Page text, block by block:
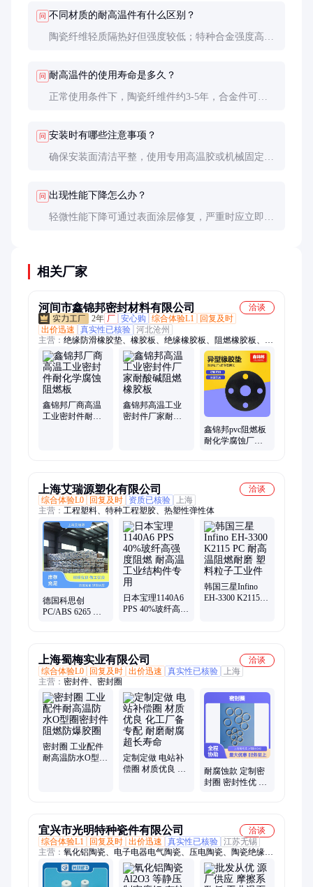
问 不同材质的耐高温件有什么区别？
陶瓷纤维轻质隔热好但强度较低；特种合金强度高但
问 耐高温件的使用寿命是多久？
正常使用条件下，陶瓷纤维件约3-5年，合金件可达
问 安装时有哪些注意事项？
确保安装面清洁平整，使用专用高温胶或机械固定，
问 出现性能下降怎么办？
轻微性能下降可通过表面涂层修复，严重时应立即更
相关厂家
河间市鑫锦邦密封材料有限公司
洽谈
2年 厂 安心购 综合体验L1
回复及时
出价迅速
真实性已核验 河北沧州
主营： 绝缘防滑橡胶垫、橡胶板、绝缘橡胶板、阻燃橡胶板、阻
燃耐磨橡胶板、三元两丙橡胶板、橡胶垫、防滑橡胶板、防静电
橡胶板、橡胶板定制、密封橡胶垫、异形橡胶板、异形胶垫、绝
缘胶垫、耐磨橡胶板、柳叶纹橡胶板、白色橡胶板、异型橡胶
垫、丁腈橡胶板、防静电橡胶垫、自粘橡胶板、背胶橡胶板、异
型橡胶板、橡胶绝缘片、橡胶减震垫
鑫锦邦厂商高温
工业密封件耐化
鑫锦邦高温工业
密封件厂家耐酸
鑫锦邦pvc阻燃板
耐化学腐蚀厂商
上海艾瑞源塑化有限公司
洽谈
综合体验L0
回复及时 资质已核验
上海
主营： 工程塑料、特种工程塑胶、热塑性弹性体
德国科思创
PC/ABS 6265 低
日本宝理1140A6
PPS 40%玻纤高强
韩国三星Infino
EH-3300 K2115
上海蜀梅实业有限公司
洽谈
综合体验L0
回复及时 出价迅速 真实性已核验
上海
主营： 密封件、密封圈
密封圈 工业配件
耐高温防水O型圈
定制定做 电站补
偿圈 材质优良 化
耐腐蚀款 定制密
封圈 密封性优 超
宜兴市光明特种瓷件有限公司
洽谈
综合体验L1
回复及时 出价迅速 真实性已核验 江苏无锡
主营： 氧化铝陶瓷、电子电器电气陶瓷、压电陶瓷、陶瓷绝缘
件、工业陶瓷、纺织陶瓷